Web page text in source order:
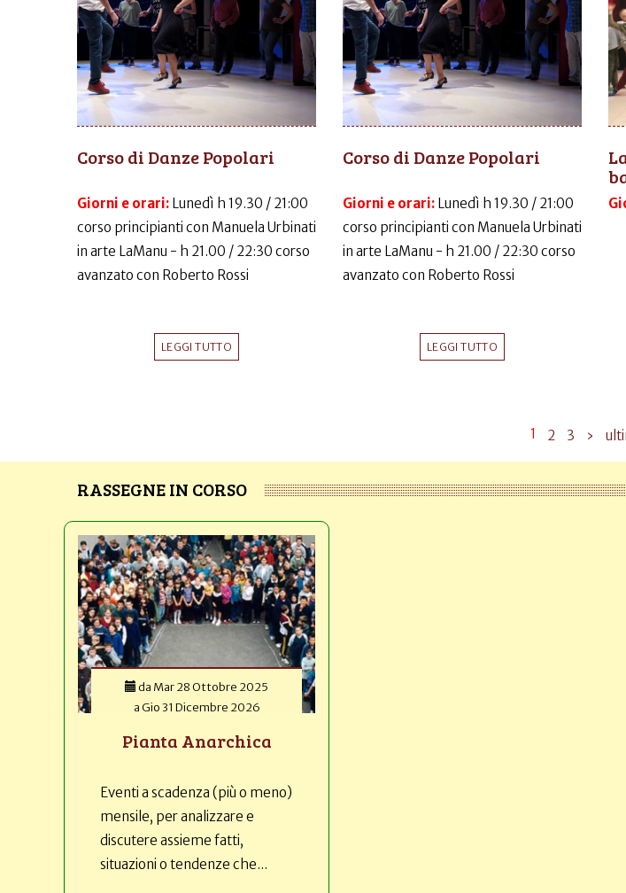
Corso di Danze Popolari
Giorni e orari: Lunedì h 19.30 / 21:00
corso principianti con Manuela Urbinati
in arte LaManu - h 21.00 / 22:30 corso
avanzato con Roberto Rossi
LEGGI TUTTO
Corso di Danze Popolari
Giorni e orari: Lunedì h 19.30 / 21:00
corso principianti con Manuela Urbinati
in arte LaManu - h 21.00 / 22:30 corso
avanzato con Roberto Rossi
LEGGI TUTTO
1 2 3 ›
RASSEGNE IN CORSO
da Mar 28 Ottobre 2025
aGio 31 Dicembre 2026
Pianta Anarchica
Eventi a scadenza (più o meno)
mensile, per analizzare e
discutere assieme fatti,
situazioni o tendenze che...